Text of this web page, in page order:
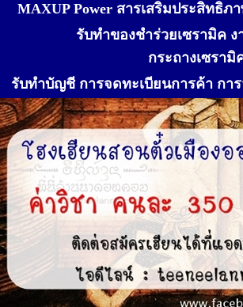
MAXUP Power สารเสริมประสิทธิ
รับทำของชำร่วยเซรามิค
กระถางเซรา
รับทำบัญชี การจดทะเบียนการค้า กา